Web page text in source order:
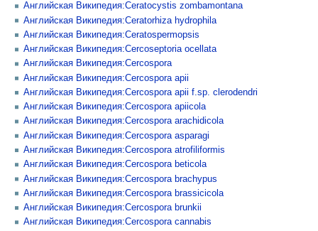
Английская Википедия:Ceratocystis zombamontana
Английская Википедия:Ceratorhiza hydrophila
Английская Википедия:Ceratospermopsis
Английская Википедия:Cercoseptoria ocellata
Английская Википедия:Cercospora
Английская Википедия:Cercospora apii
Английская Википедия:Cercospora apii f.sp. clerodendri
Английская Википедия:Cercospora apiicola
Английская Википедия:Cercospora arachidicola
Английская Википедия:Cercospora asparagi
Английская Википедия:Cercospora atrofiliformis
Английская Википедия:Cercospora beticola
Английская Википедия:Cercospora brachypus
Английская Википедия:Cercospora brassicicola
Английская Википедия:Cercospora brunkii
Английская Википедия:Cercospora cannabis